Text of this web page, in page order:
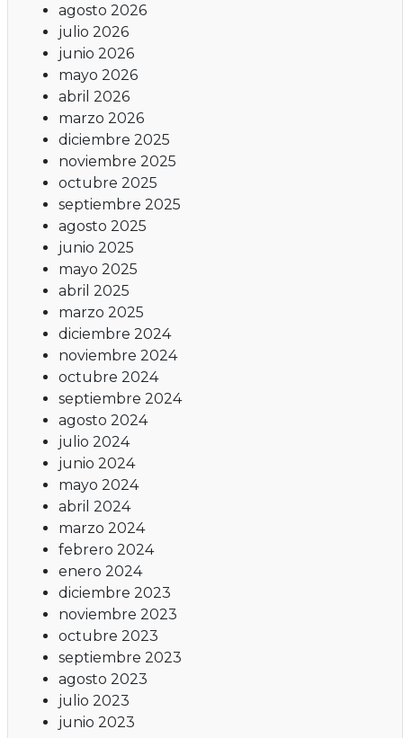
agosto 2026
julio 2026
junio 2026
mayo 2026
abril 2026
marzo 2026
diciembre 2025
noviembre 2025
octubre 2025
septiembre 2025
agosto 2025
junio 2025
mayo 2025
abril 2025
marzo 2025
diciembre 2024
noviembre 2024
octubre 2024
septiembre 2024
agosto 2024
julio 2024
junio 2024
mayo 2024
abril 2024
marzo 2024
febrero 2024
enero 2024
diciembre 2023
noviembre 2023
octubre 2023
septiembre 2023
agosto 2023
julio 2023
junio 2023